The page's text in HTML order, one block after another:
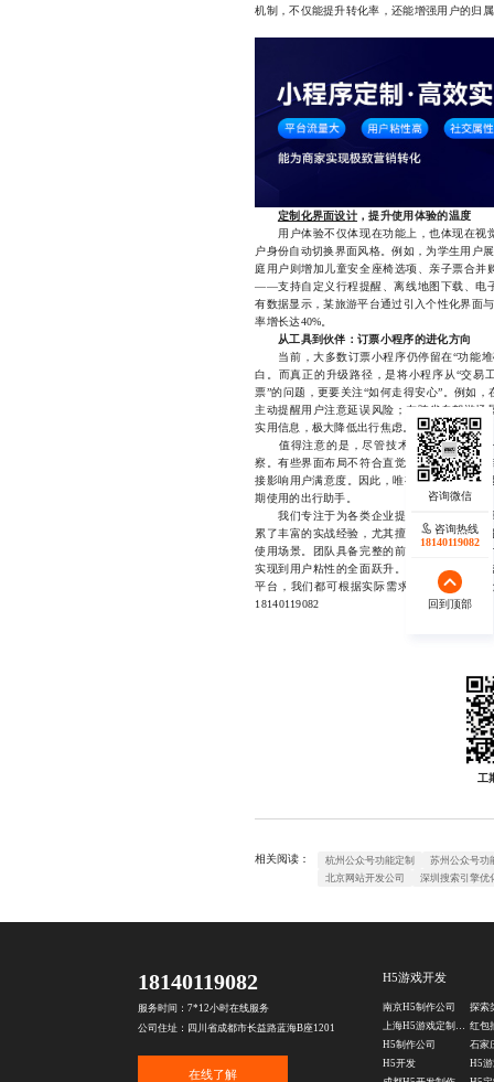
机制，不仅能提升转化率，还能增强用户的归
定制化界面设计 ，提升使用体验的温度
用户体验不仅体现在功能上，也体现在视
户身份自动切换界面风格。例如，为学生用户
庭用户则增加儿童安全座椅选项、亲子票合
——支持自定义行程提醒、离线地图下载、电
有数据显示，某旅游平台通过引入个性化界面
率增长达40%。
从工具到伙伴：订票小程序的进化方向
当前，大多数订票小程序仍停留在“功能堆
白。而真正的升级路径，是将小程序从“交易
票”的问题，更要关注“如何走得安心”。例如
主动提醒用户注意延误风险；在跨省自驾游
实用信息，极大降低出行焦虑。
值得注意的是，尽管技术手段不断进步，
察。有些界面布局不符合直觉，按钮过小难
接影响用户满意度。因此，唯有以“定位+定制
期使用的出行助手。
我们专注于为各类企业提供高效、稳定且
累了丰富的实战经验，尤其擅长基于真实用
使用场景。团队具备完整的前端与后端开发
实现到用户粘性的全面跃升。无论是面向企
平台，我们都可根据实际需求提供量身定制
18140119082
工
相关阅读： 杭州公众号功能定制
苏州公众号功
北京网站开发公司
深圳搜索引擎优
咨询热线
17723342546
回到顶部
咨询热线
18140119082
回到顶部
18140119082
服务时间：7*12小时在线服务
公司住址：四川省成都市长益路蓝海B座1201
在线了解
H5游戏开发
南京H5制作公司
探索
红包
H5制作公司
H5开发
H5